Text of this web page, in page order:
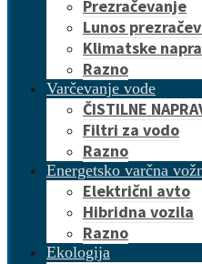
Prezračevanje
Lunos
Klimatske
Razno
Varčevanje vode
ČISTILNE
Filtri za vodo
Razno
Energetsko varčna
Električni avto
Hibridna vozila
Razno
Ekologija